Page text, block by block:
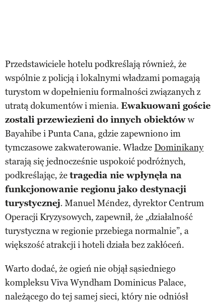
Przedstawiciele hotelu podkreślają również, że
wspólnie z policją i lokalnymi władzami pomagają
turystom w dopełnieniu formalności związanych z
utratą dokumentów i mienia. Ewakuowani goście
zostali przewiezieni do innych obiektóww
Bayahibe i Punta Cana, gdzie zapewniono im
tymczasowe zakwaterowanie. Władze Dominikany
starają się jednocześnie uspokoić podróżnych,
podkreślając, że tragedia nie wpłynęła na
funkcjonowanie regionu jako destynacji
turystycznej. Manuel Méndez, dyrektor Centrum
Operacji Kryzysowych, zapewnił, że „działalność
turystyczna w regionie przebiega normalnie”, a
większość atrakcji i hoteli działa bez zakłóceń.
Warto dodać, że ogień nie objął sąsiedniego
kompleksu Viva Wyndham Dominicus Palace,
należącego do tej samej sieci, który nie odniósł